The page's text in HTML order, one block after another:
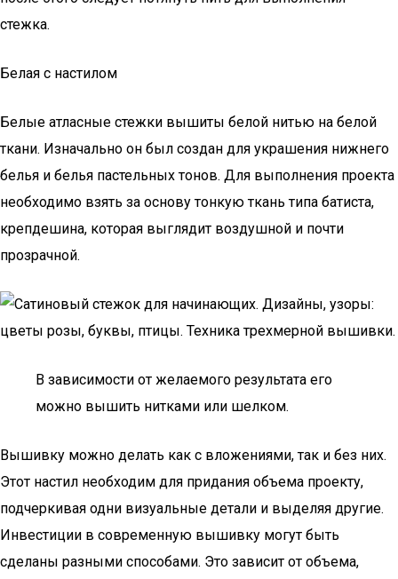
стежка.
Белая с настилом
Белые атласные стежки вышиты белой нитью на белой
ткани. Изначально он был создан для украшения нижнего
белья и белья пастельных тонов. Для выполнения проекта
необходимо взять за основу тонкую ткань типа батиста,
крепдешина, которая выглядит воздушной и почти
прозрачной.
В зависимости от желаемого результата его
можно вышить нитками или шелком.
Вышивку можно делать как с вложениями, так и без них.
Этот настил необходим для придания объема проекту,
подчеркивая одни визуальные детали и выделяя другие.
Инвестиции в современную вышивку могут быть
сделаны разными способами. Это зависит от объема,